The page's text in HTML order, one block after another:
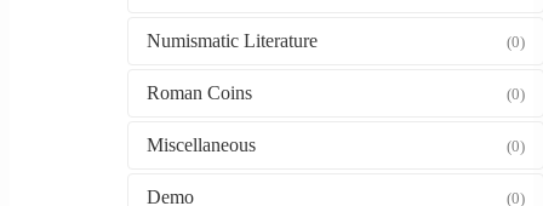
Numismatic Literature (0)
Roman Coins (0)
Miscellaneous (0)
Demo (0)